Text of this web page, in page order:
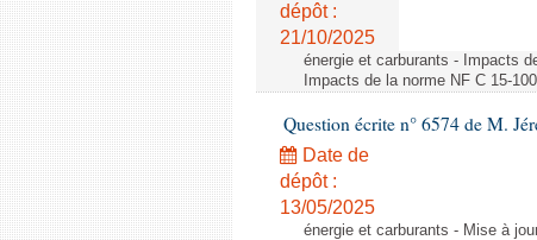
dépôt :
21/10/2025
énergie et carburants - Impacts
Impacts de la norme NF C 15-
Question écrite n° 6574 de M.
Date de
dépôt :
13/05/2025
énergie et carburants - Mise à